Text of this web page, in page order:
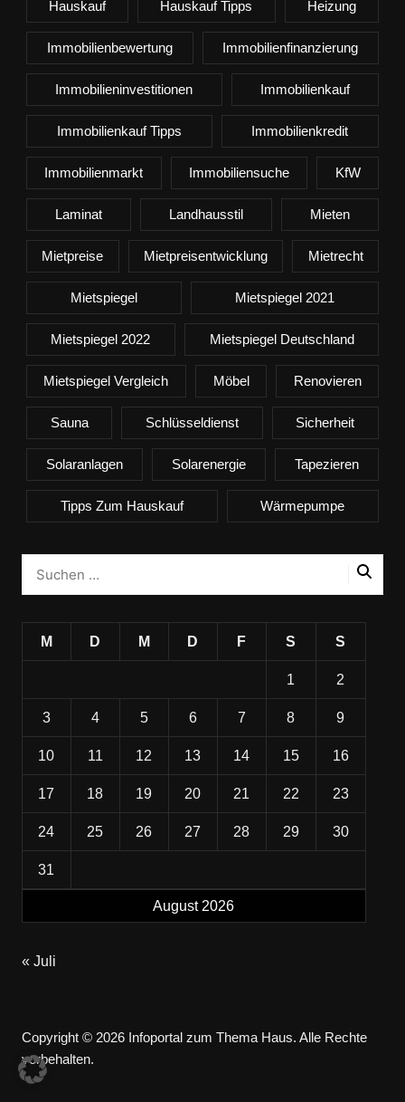
Hauskauf Hauskauf Tipps Heizung
Immobilienbewertung Immobilienfinanzierung
Immobilieninvestitionen Immobilienkauf
Immobilienkauf Tipps Immobilienkredit
Immobilienmarkt Immobiliensuche KfW
Laminat Landhausstil Mieten
Mietpreise Mietpreisentwicklung Mietrecht
Mietspiegel Mietspiegel 2021
Mietspiegel 2022 Mietspiegel Deutschland
Mietspiegel Vergleich Möbel Renovieren
Sauna Schlüsseldienst Sicherheit
Solaranlagen Solarenergie Tapezieren
Tipps Zum Hauskauf Wärmepumpe
August 2026
M D M D F S S
1 2
3 4 5 6 7 8 9
10 11 12 13 14 15 16
17 18 19 20 21 22 23
24 25 26 27 28 29 30
31
« Juli
Copyright © 2026 Infoportal zum Thema Haus. Alle Rechte
vorbehalten.